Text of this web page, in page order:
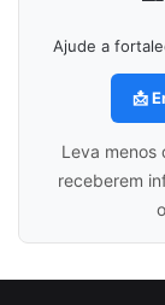
Ajude a
📩
Leva menos
receberem